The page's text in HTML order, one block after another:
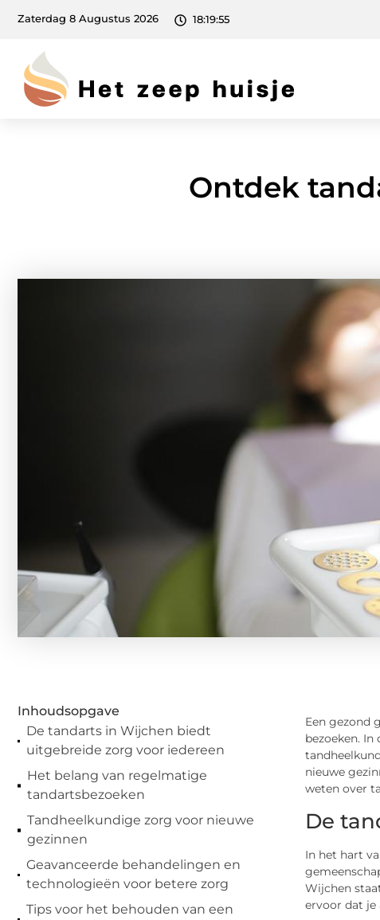
Zaterdag 8 Augustus 2026 18:19:56
Ontdek
Inhoudsopgave
De tandarts in Wijchen biedt
uitgebreide zorg voor iedereen
Het belang van regelmatige
tandartsbezoeken
Tandheelkundige zorg voor nieuwe
gezinnen
Geavanceerde behandelingen en
technologieën voor betere zorg
Tips voor het behouden van een
Een gezond
bezoeken.
nieuwe
weten over
De
In het hart
Wijchen
ervoor dat